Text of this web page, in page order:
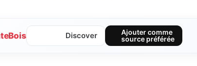
Discover
Ajouter comme
source préférée